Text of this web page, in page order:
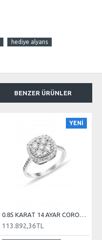
hediye alyans
BENZER ÜRÜNLER
YENİ
0.85 KARAT 14 AYAR CORONET PIRLANTA
113.892,36TL